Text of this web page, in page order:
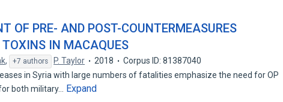
OF PRE- AND POST-COUNTERMEASURES
IN MACAQUES
, +7 authors P. Taylor 2018
Corpus ID: 81387040
in Syria with large numbers of fatalities emphasize the need for OP
both military…
Expand